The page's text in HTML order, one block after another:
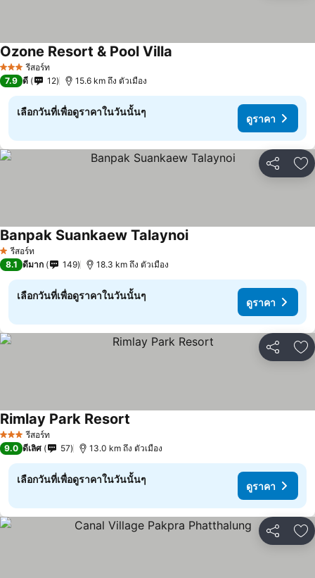
3 ดาว รีสอร์ท
Ozone Resort & Pool Villa
7.9 ดี 12 15.6 km ถึง ตัวเมือง
เลือกวันที่เพื่อดูราคาในวันนั้นๆ
ดูราคา
แชร์ เ
1 ดาวรีสอร์ท
Banpak Suankaew Talaynoiดูราคา
8.1 ดีมาก 149 18.3 km ถึง ตัวเมือง
เลือกวันที่เพื่อดูราคาในวันนั้นๆ
ดูราคา
แชร์ เ
3 ดาว รีสอร์ท
Rimlay Park Resort
9.0 ดีเลิศ 57 13.0 km ถึง ตัวเมือง
เลือกวันที่เพื่อดูราคาในวันนั้นๆ
ดูราคา
แชร์ เ